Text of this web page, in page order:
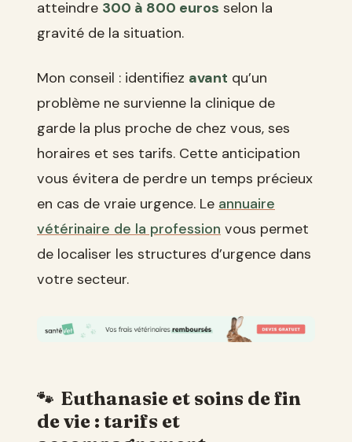
atteindre 300 à 800 euros selon la
gravité de la situation.
Mon conseil : identifiez avant qu’un
problème ne survienne la clinique de
garde la plus proche de chez vous, ses
horaires et ses tarifs. Cette anticipation
vous évitera de perdre un temps précieux
en cas de vraie urgence. Le annuaire
vétérinaire de la profession vous permet
de localiser les structures d’urgence dans
votre secteur.
Euthanasie et soins de fin
de vie : tarifs et